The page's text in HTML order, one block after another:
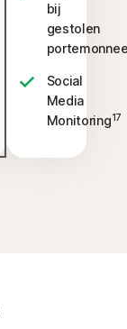
bij
gestolen
Social
Media
Monitoring17